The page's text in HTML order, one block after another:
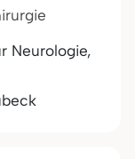
Neurologie,